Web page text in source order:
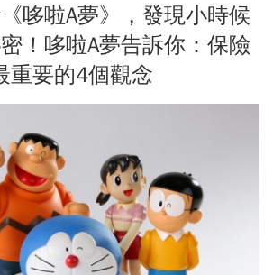
哆啦A夢》，發現小時候
！哆啦A夢告訴你：保險
重要的4個觀念